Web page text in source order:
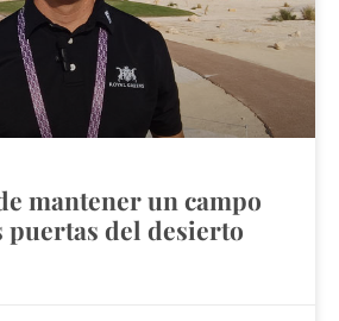
mantener un campo
puertas del desierto